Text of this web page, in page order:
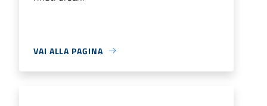
VAI ALLA PAGINA